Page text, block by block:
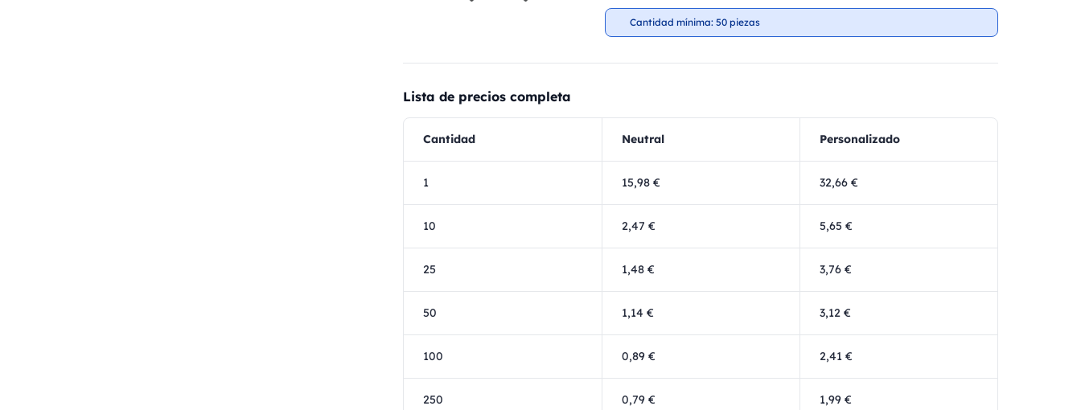
Cantidad mínima: 50 piezas
Lista de precios completa
Cantidad Neutral Personalizado
1 15,98 € 32,66 €
10 2,47 € 5,65 €
25 1,48 € 3,76 €
50 1,14 € 3,12 €
100 0,89 € 2,41 €
250 0,79 € 1,99 €